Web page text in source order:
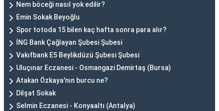
Nem böceği nasıl yok edilir?
Emin Sokak Beyoğlu
Spor totoda 15 bilen kaç hafta sonra para alır?
İNG Bank Çağlayan Şubesi Şubesi
Vakıfbank E5 Beylikdüzü Şubesi Şubesi
Uluçınar Eczanesi - Osmangazi Demirtaş (Bursa)
Atakan Özkaya'nın burcu ne?
Dilşat Sokak
Selmin Eczanesi - Konyaaltı (Antalya)